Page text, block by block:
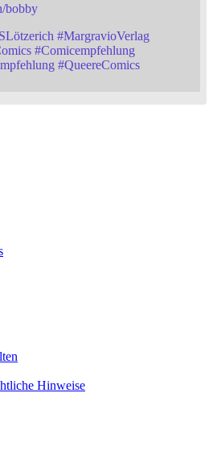
bobby
#MargravioVerlag
#Comicempfehlung
#QueereComics
Hinweise